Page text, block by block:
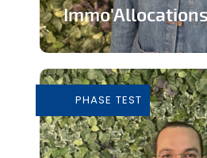
les personnes touchant
En savoir plus
PHASE TEST